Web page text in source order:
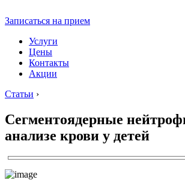
Записаться на прием
Услуги
Цены
Контакты
Акции
Статьи ›
Сегментоядерные
анализе крови у детей